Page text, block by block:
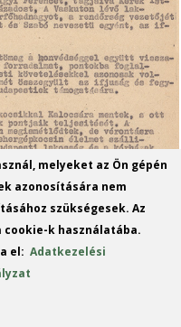
melyeket az Ön gépén
azonosítására nem
szükségesek. Az
cookie-k használatába.
el:Adatkezelési